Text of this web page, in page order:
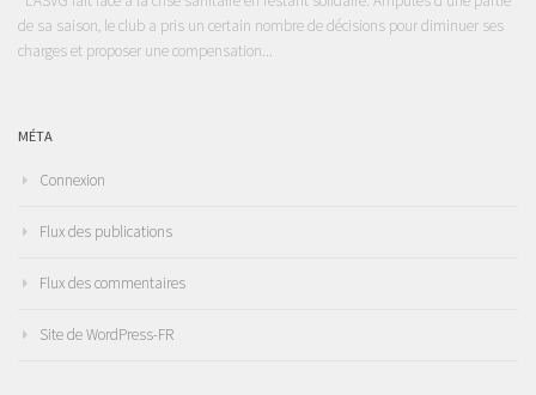
de sa saison, le club a pris un certain nombre de décisions pour diminuer ses
charges et proposer une compensation...
MÉTA
Connexion
Flux des publications
Flux des commentaires
Site de WordPress-FR